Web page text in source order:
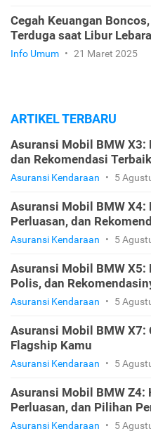
Cegah Keuangan
Terduga saat Libur
Info Umum • 21 Maret 2025
ARTIKEL TERBARU
Asuransi Mobil BMW X3:
dan Rekomendasi Terbaik
Asuransi Kendaraan • 5
Asuransi Mobil BMW
Perluasan, dan
Asuransi Kendaraan • 5
Asuransi Mobil BMW
Polis, dan
Asuransi Kendaraan • 5
Asuransi Mobil BMW X7:
Flagship Kamu
Asuransi Kendaraan • 5
Asuransi Mobil BMW Z4:
Perluasan, dan Pilihan
Asuransi Kendaraan • 5